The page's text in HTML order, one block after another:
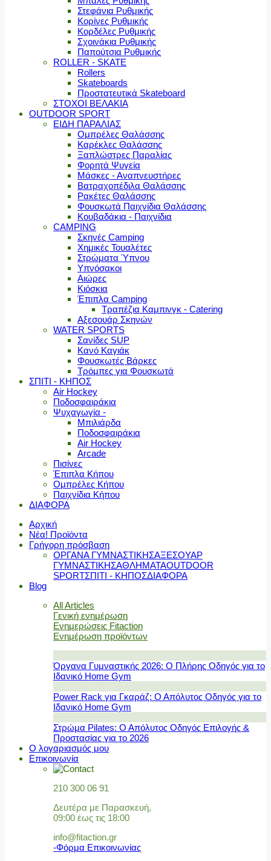
Στεφάνια Ρυθμικής
Κορίνες Ρυθμικής
Κορδέλες Ρυθμικής
Σχοινάκια Ρυθμικής
Παπούτσια Ρυθμικής
ROLLER - SKATE
Rollers
Skateboards
Προστατευτικά Skateboard
ΣΤΟΧΟΙ ΒΕΛΑΚΙΑ
OUTDOOR SPORT
ΕΙΔΗ ΠΑΡΑΛΙΑΣ
Ομπρέλες Θαλάσσης
Καρέκλες Θαλάσσης
Ξαπλώστρες Παραλίας
Φορητά Ψυγεία
Μάσκες - Αναπνευστήρες
Βατραχοπέδιλα Θαλάσσης
Ρακέτες Θαλάσσης
Φουσκωτά Παιχνίδια Θαλάσσης
Κουβαδάκια - Παιχνίδια
CAMPING
Σκηνές Camping
Χημικές Τουαλέτες
Στρώματα Ύπνου
Υπνόσακοι
Αιώρες
Κιόσκια
Έπιπλα Camping
Τραπέζια Καμπινγκ - Catering
Αξεσουάρ Σκηνών
WATER SPORTS
Σανίδες SUP
Κανό Καγιάκ
Φουσκωτές Βάρκες
Τρόμπες για Φουσκωτά
ΣΠΙΤΙ - ΚΗΠΟΣ
Air Hockey
Ποδοσφαιράκια
Ψυχαγωγία -
Μπιλιάρδα
Ποδοσφαιράκια
Air Hockey
Arcade
Πισίνες
Έπιπλα Κήπου
Ομπρέλες Κήπου
Παιχνίδια Κήπου
ΔΙΑΦΟΡΑ
Αρχική
Νέα! Προϊόντα
Γρήγορη πρόσβαση
ΟΡΓΑΝΑ ΓΥΜΝΑΣΤΙΚΗΣΑΞΕΣΟΥΑΡ
ΓΥΜΝΑΣΤΙΚΗΣΑΘΛΗΜΑΤΑOUTDOOR
SPORTΣΠΙΤΙ - ΚΗΠΟΣΔΙΑΦΟΡΑ
Blog
All Articles
Γενική ενημέρωση
Ενημερώσεις Fitaction
Ενημέρωση προϊόντων
Όργανα Γυμναστικής 2026: Ο Πλήρης Οδηγός για το
Ιδανικό Home Gym
Power Rack για Γκαράζ: Ο Απόλυτος Οδηγός για το
Ιδανικό Home Gym
Στρώμα Pilates: Ο Απόλυτος Οδηγός Επιλογής &
Προστασίας για το 2026
Ο λογαριασμός μου
Επικοινωνία
210 300 06 91
Δευτέρα με Παρασκευή,
09:00 έως τις 18:00
info@fitaction.gr
-Φόρμα Επικοινωνίας